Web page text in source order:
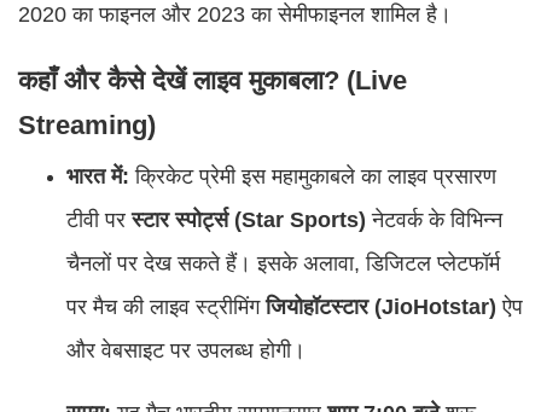
2020 का फाइनल और 2023 का सेमीफाइनल शामिल है।
कहाँ और कैसे देखें लाइव मुकाबला? (Live
Streaming)
भारत में: क्रिकेट प्रेमी इस महामुकाबले का लाइव प्रसारण
टीवी परस्टार स्पोर्ट्स (Star Sports) नेटवर्क के विभिन्न
चैनलों पर देख सकते हैं। इसके अलावा, डिजिटल प्लेटफॉर्म
पर मैच की लाइव स्ट्रीमिंगजियोहॉटस्टार (JioHotstar) ऐप
और वेबसाइट पर उपलब्ध होगी।